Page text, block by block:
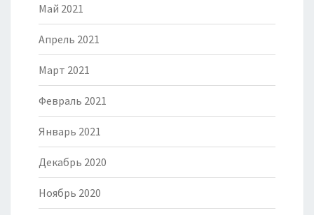
Май 2021
Апрель 2021
Март 2021
Февраль 2021
Январь 2021
Декабрь 2020
Ноябрь 2020